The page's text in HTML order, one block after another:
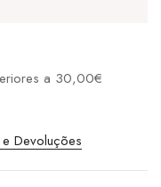
a 30,00€
Devoluções